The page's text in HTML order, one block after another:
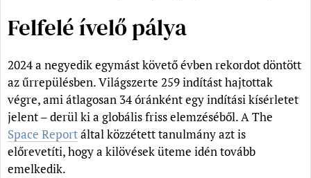
Felfelé ívelő pálya
2024 a negyedik egymást követő évben rekordot döntött
az űrrepülésben. Világszerte 259 indítást hajtottak
végre, ami átlagosan 34 óránként egy indítási kísérletet
jelent – derül ki a globális friss elemzéséből. A The
Space Reportáltal közzétett tanulmány azt is
előrevetíti, hogy a kilövések üteme idén tovább
emelkedik.